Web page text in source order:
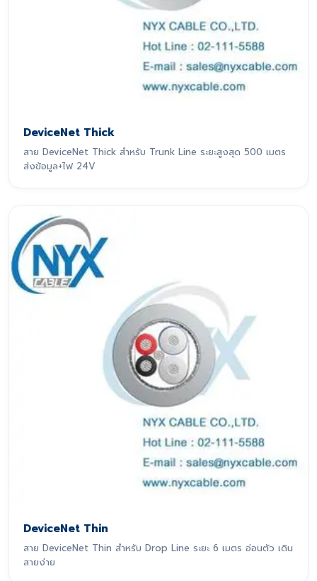
DeviceNet Thick
สาย DeviceNet Thick สำหรับ Trunk Line ระยะสูงสุด 500 เมตร
ส่งข้อมูล+ไฟ 24V
DeviceNet Thin
สาย DeviceNet Thin สำหรับ Drop Line ระยะ 6 เมตร อ่อนตัว เดิน
สายง่าย